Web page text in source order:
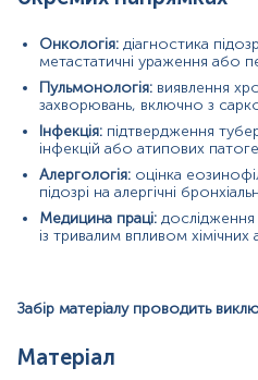
розчином
ПІБ пацієнта, дату народження,
Застереження!Для проведення
дослідження обов'язково
Онкологія: діагностика
метастатичні ураження або
Пульмонологія: виявлення
захворювань, включно з
Інфекція: підтвердження
інфекцій або атипових
Алергологія: оцінка
підозрі на алергічні
Медицина праці: дослідження
із тривалим впливом хімічних
Забір матеріалу проводить
Матеріал